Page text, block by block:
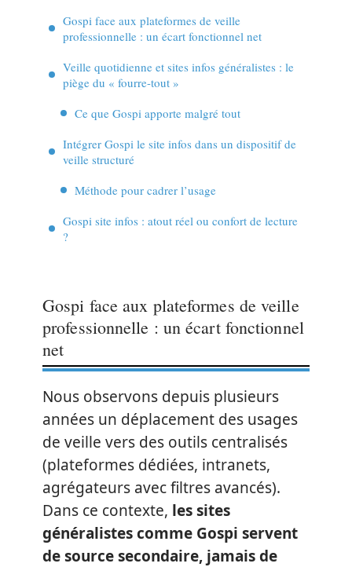
Gospi face aux plateformes de veille
professionnelle : un écart fonctionnel net
Veille quotidienne et sites infos généralistes : le
piège du « fourre-tout »
Ce que Gospi apporte malgré tout
Intégrer Gospi le site infos dans un dispositif de
veille structuré
Méthode pour cadrer l’usage
Gospi site infos : atout réel ou confort de lecture
?
Gospi face aux plateformes de veille
professionnelle : un écart fonctionnel
net
Nous observons depuis plusieurs
années un déplacement des usages
de veille vers des outils centralisés
(plateformes dédiées, intranets,
agrégateurs avec filtres avancés).
Dans ce contexte, les sites
généralistes comme Gospi servent
de source secondaire, jamais de